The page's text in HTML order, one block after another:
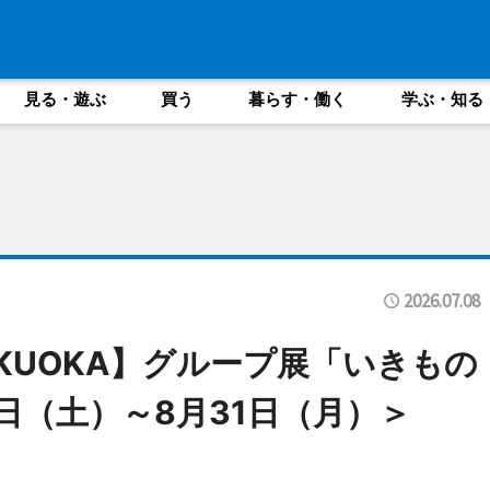
見る・遊ぶ 買う 暮らす・働く 学ぶ・知る
2026.07.08
】グループ展「いきもの
土）～8月31日（月）＞